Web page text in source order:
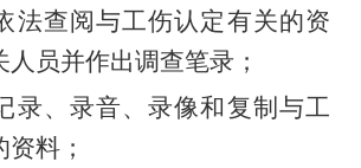
法查阅与工伤认定有关的资
员并作出调查笔录；
录、录音、录像和复制与工
料；